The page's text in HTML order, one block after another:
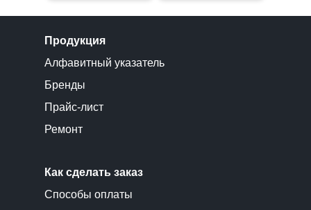
Продукция
Алфавитный указатель
Бренды
Прайс-лист
Ремонт
Как сделать заказ
Способы оплаты